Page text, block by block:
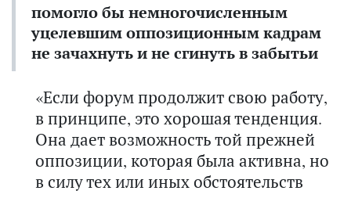
помогло бы немногочисленным
уцелевшим оппозиционным кадрам
не зачахнуть и не сгинуть в забытьи
«Если форум продолжит свою работу,
в принципе, это хорошая тенденция.
Она дает возможность той прежней
оппозиции, которая была активна, но
в силу тех или иных обстоятельств